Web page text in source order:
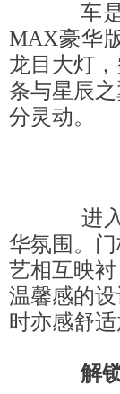
车是
MAX豪华
龙目大灯
条与星辰
分灵动。
进入
华氛围。
艺相互映
温馨感的
时亦感舒适
解